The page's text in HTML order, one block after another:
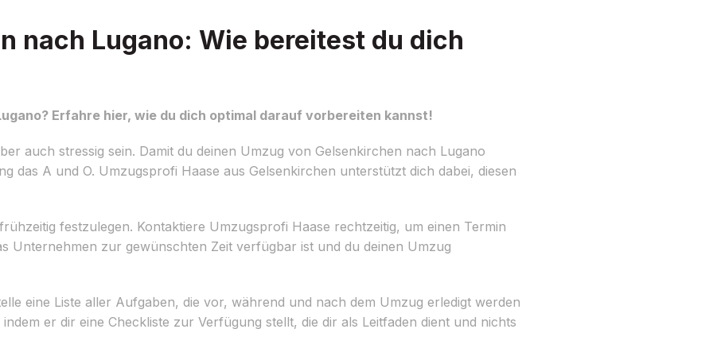
nach Lugano: Wie bereitest du dich
Erfahre hier, wie du dich optimal darauf vorbereiten kannst!
auch stressig sein. Damit du deinen Umzug von Gelsenkirchen nach Lugano
das A und O. Umzugsprofi Haase aus Gelsenkirchen unterstützt dich dabei, diesen
festzulegen. Kontaktiere Umzugsprofi Haase rechtzeitig, um einen Termin
Unternehmen zur gewünschten Zeit verfügbar ist und du deinen Umzug
eine Liste aller Aufgaben, die vor, während und nach dem Umzug erledigt werden
er dir eine Checkliste zur Verfügung stellt, die dir als Leitfaden dient und nichts